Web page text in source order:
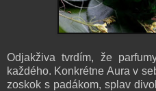
Odjakživa tvrdím, že
každého. Konkrétne Aura v
zoskok s padákom, splav